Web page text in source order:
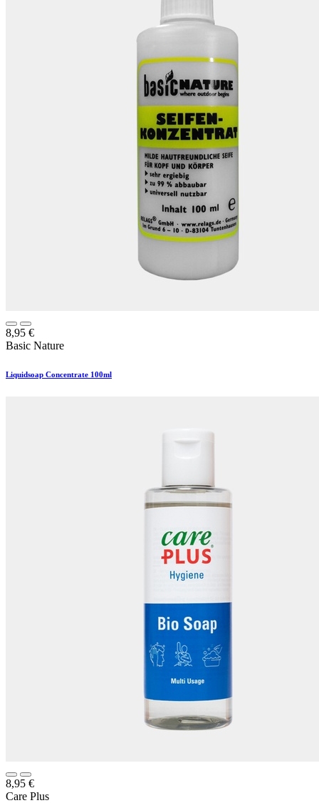
8,95 €
Basic Nature
Liquidsoap Concentrate 100ml
8,95 €
Care Plus